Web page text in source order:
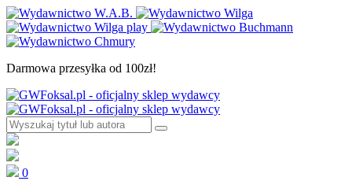
Darmowa przesyłka od 100zł!
0